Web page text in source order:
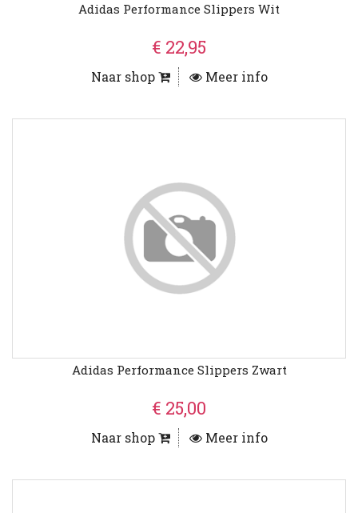
Adidas Performance Slippers Wit
€ 22,95
Naar shop Meer info
Adidas Performance Slippers Zwart
€ 25,00
Naar shop Meer info